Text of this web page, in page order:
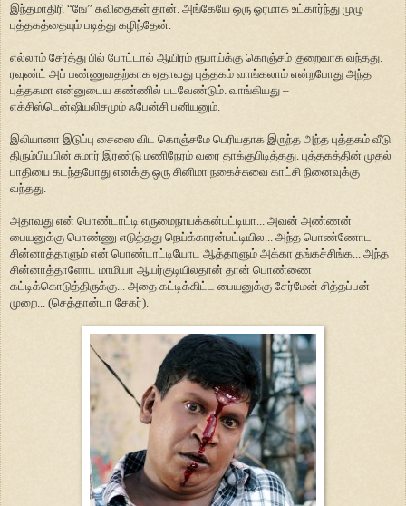
இந்தமாதிரி “ஙே” கவிதைகள் தான். அங்கேயே ஒரு ஓரமாக உட்கார்ந்து முழு
புத்தகத்தையும் படித்து கழிந்தேன்.
எல்லாம் சேர்த்து பில் போட்டால் ஆயிரம் ரூபாய்க்கு கொஞ்சம் குறைவாக வந்தது.
ரவுண்ட் அப் பண்ணுவதற்காக ஏதாவது புத்தகம் வாங்கலாம் என்றபோது அந்த
புத்தகமா என்னுடைய கண்ணில் படவேண்டும். வாங்கியது –
எக்சிஸ்டென்ஷியலிசமும் ஃபேன்சி பனியனும்.
இலியானா இடுப்பு சைஸை விட கொஞ்சமே பெரியதாக இருந்த அந்த புத்தகம் வீடு
திரும்பியபின் சுமார் இரண்டு மணிநேரம் வரை தாக்குபிடித்தது. புத்தகத்தின் முதல்
பாதியை கடந்தபோது எனக்கு ஒரு சினிமா நகைச்சுவை காட்சி நினைவுக்கு
வந்தது.
அதாவது என் பொண்டாட்டி எருமைநாயக்கன்பட்டியா... அவன் அண்ணன்
பையனுக்கு பொண்ணு எடுத்தது நெய்க்காரன்பட்டியில... அந்த பொண்ணோட
சின்னாத்தாளும் என் பொண்டாட்டியோட ஆத்தாளும் அக்கா தங்கச்சிங்க... அந்த
சின்னாத்தாளோட மாமியா ஆயர்குடியிலதான் தான் பொண்ணை
கட்டிக்கொடுத்திருக்கு... அதை கட்டிக்கிட்ட பையனுக்கு சேர்மேன் சித்தப்பன்
முறை... (செத்தான்டா சேகர்).